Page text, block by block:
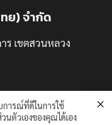
ทย) จำกัด
เขตสวนหลวง
ารณ์ที่ดีในการใช้
นตัวเองของคุณได้เอง